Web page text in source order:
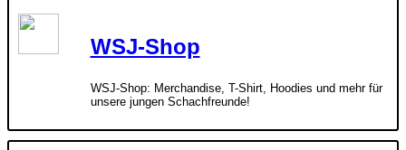
WSJ-Shop
WSJ-Shop: Merchandise, T-Shirt, Hoodies und mehr für
unsere jungen Schachfreunde!